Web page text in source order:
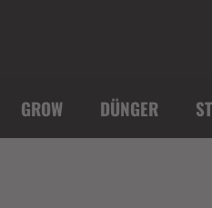
GROW DÜNGER